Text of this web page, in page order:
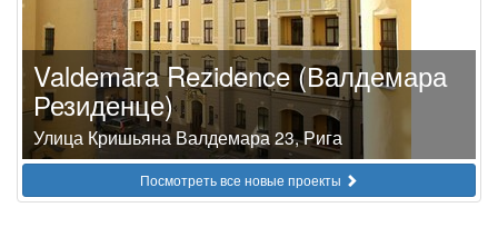
Valdemāra Rezidence (Валдемара
Резиденце)
Улица Кришьяна Валдемара 23, Рига
Посмотреть все новые проекты